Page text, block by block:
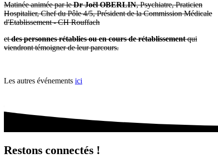
Matinée animée par leDr Joël OBERLIN, Psychiatre, Praticien
Hospitalier, Chef du Pôle 4/5, Président de la Commission Médicale
d'Etablissement - CH Rouffach
etdes personnes rétablies ou en cours de rétablissementqui
viendront témoigner de leur parcours.
Les autres événements ici
Restons connectés !